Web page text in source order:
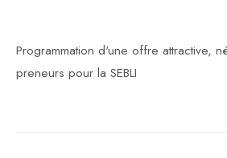
Programmation d'une offre attractive,
preneurs pour la SEBLI